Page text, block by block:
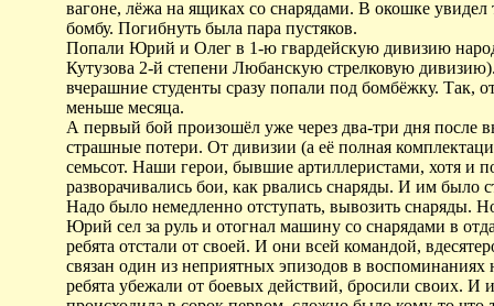
вагоне, лёжа на ящиках со снарядами. В окошке
бомбу. Погибнуть была пара пустяков.
Попали Юрий и Олег в 1-ю гвардейскую дивизию
Кутузова 2-й степени Любанскую стрелковую
вчерашние студенты сразу попали под бомбёжку. Так,
меньше месяца.
А первый бой произошёл уже через два-три дня после
страшные потери. От дивизии (а её полная
семьсот. Наши герои, бывшие артиллеристами, хотя и
разворачивались бои, как рвались снаряды. И им было
Надо было немедленно отступать, вывозить снаряды.
Юрий сел за руль и отогнал машину со снарядами в
ребята отстали от своей. И они всей командой,
связан один из неприятных эпизодов в воспоминаниях
ребята убежали от боевых действий, бросили своих. И